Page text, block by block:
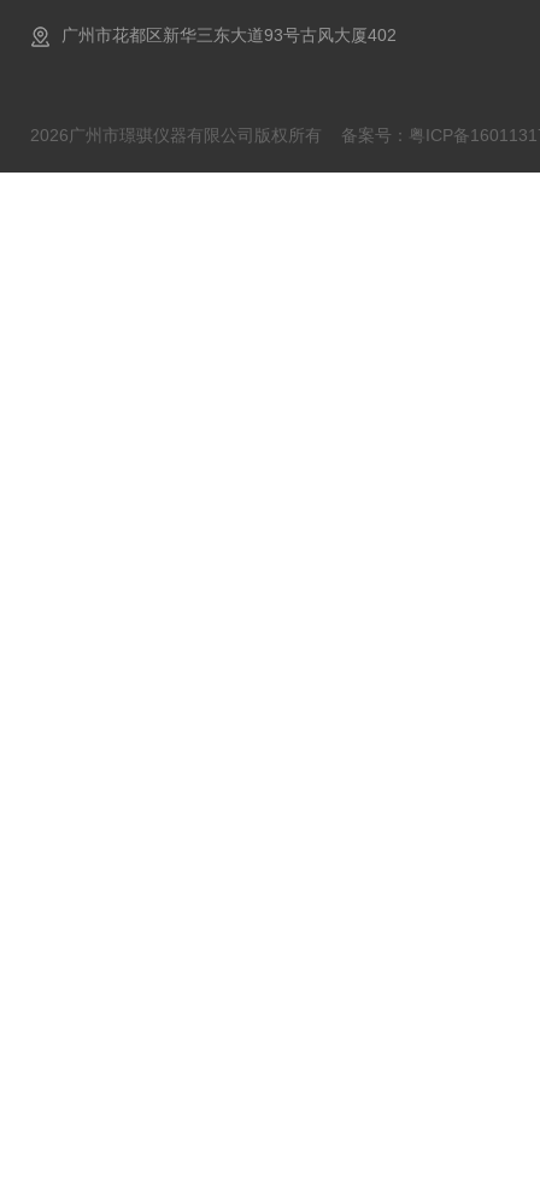
广州市花都区新华三东大道93号古风大厦402
2026广州市璟骐仪器有限公司版权所有 备案号：粤ICP备